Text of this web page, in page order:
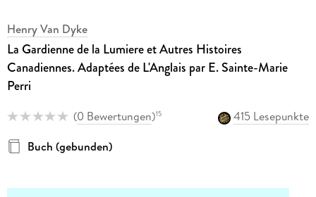
Henry Van Dyke
La Gardienne de la Lumiere et Autres Histoires
Canadiennes. Adaptées de L'Anglais par E. Sainte-Marie
Perri
(0 Bewertungen)15
415 Lesepunkte
Buch (gebunden)